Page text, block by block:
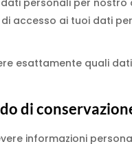
personali per nostro
accesso ai tuoi dati
esattamente quali
di
informazioni